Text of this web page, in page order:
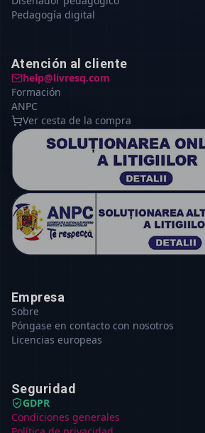
Pedagogía digital
Atención al cliente
help@livresq.com
Formación
ANPC
Ver cesta de la compra
Empresa
Sobre
Póngase en contacto con nosotros
Licencias europeas
Seguridad
GDPR
Condiciones generales